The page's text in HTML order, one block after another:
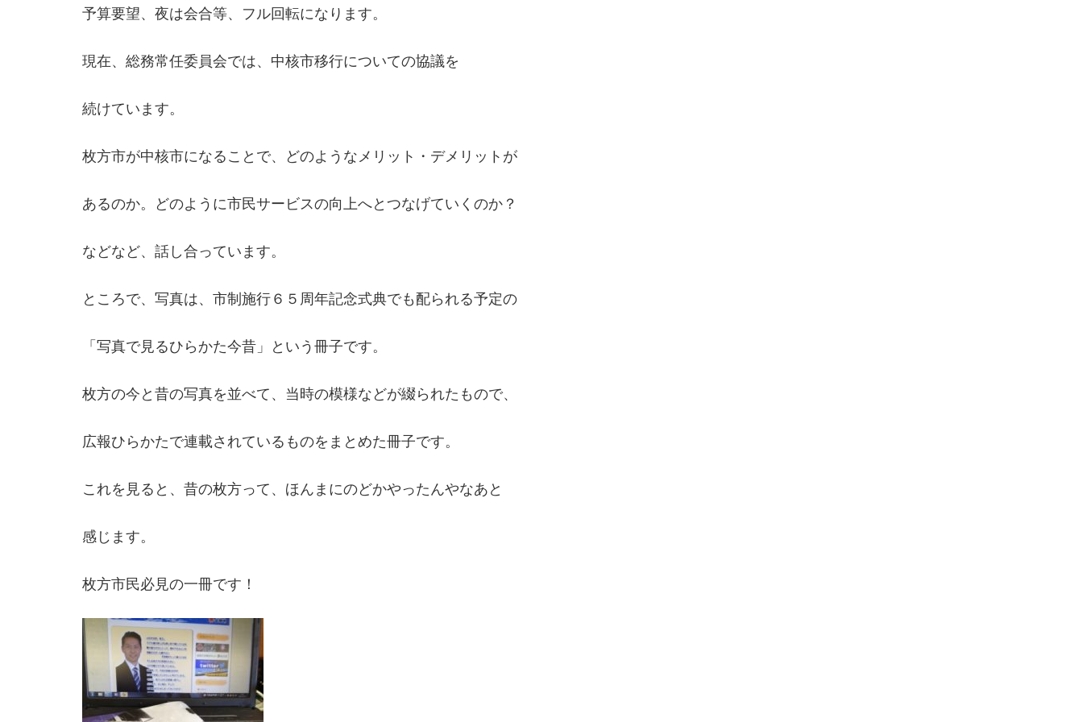
予算要望、夜は会合等、フル回転になります。
現在、総務常任委員会では、中核市移行についての協議を
続けています。
枚方市が中核市になることで、どのようなメリット・デメリットが
あるのか。どのように市民サービスの向上へとつなげていくのか？
などなど、話し合っています。
ところで、写真は、市制施行６５周年記念式典でも配られる予定の
「写真で見るひらかた今昔」という冊子です。
枚方の今と昔の写真を並べて、当時の模様などが綴られたもので、
広報ひらかたで連載されているものをまとめた冊子です。
これを見ると、昔の枚方って、ほんまにのどかやったんやなあと
感じます。
枚方市民必見の一冊です！